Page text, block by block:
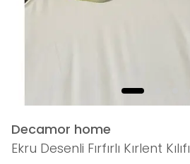
Decamor home
Ekru Desenli Fırfırlı Kırlent Kılıfı